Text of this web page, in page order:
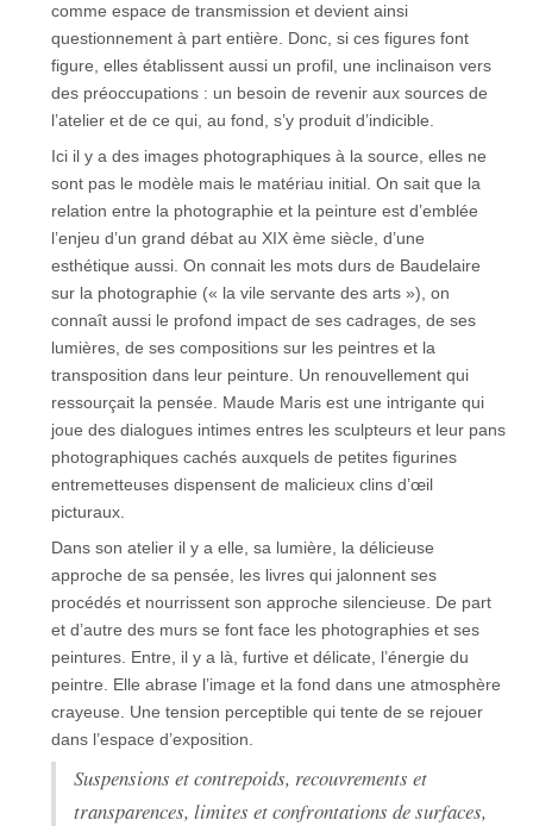
comme espace de transmission et devient ainsi
questionnement à part entière. Donc, si ces figures font
figure, elles établissent aussi un profil, une inclinaison vers
des préoccupations : un besoin de revenir aux sources de
l’atelier et de ce qui, au fond, s’y produit d’indicible.
Ici il y a des images photographiques à la source, elles ne
sont pas le modèle mais le matériau initial. On sait que la
relation entre la photographie et la peinture est d’emblée
l’enjeu d’un grand débat au XIX ème siècle, d’une
esthétique aussi. On connait les mots durs de Baudelaire
sur la photographie (« la vile servante des arts »), on
connaît aussi le profond impact de ses cadrages, de ses
lumières, de ses compositions sur les peintres et la
transposition dans leur peinture. Un renouvellement qui
ressourçait la pensée. Maude Maris est une intrigante qui
joue des dialogues intimes entres les sculpteurs et leur pans
photographiques cachés auxquels de petites figurines
entremetteuses dispensent de malicieux clins d’œil
picturaux.
Dans son atelier il y a elle, sa lumière, la délicieuse
approche de sa pensée, les livres qui jalonnent ses
procédés et nourrissent son approche silencieuse. De part
et d’autre des murs se font face les photographies et ses
peintures. Entre, il y a là, furtive et délicate, l’énergie du
peintre. Elle abrase l’image et la fond dans une atmosphère
crayeuse. Une tension perceptible qui tente de se rejouer
dans l’espace d’exposition.
Suspensions et contrepoids, recouvrements et
transparences, limites et confrontations de surfaces,